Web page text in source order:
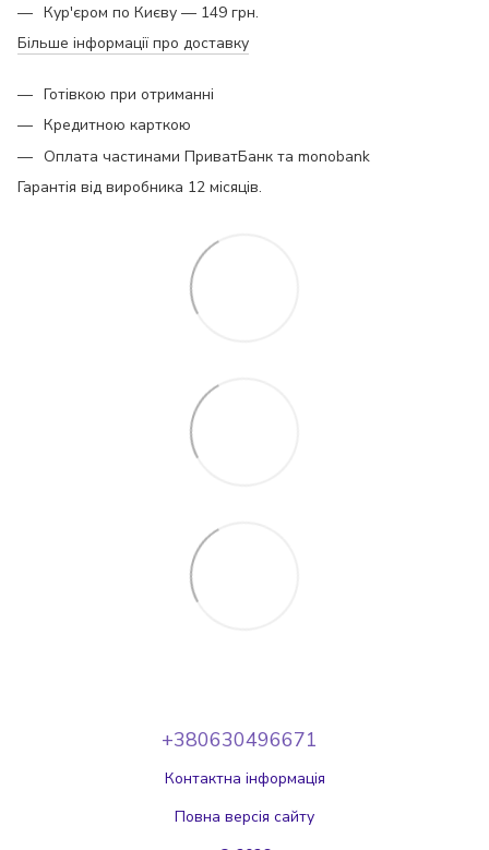
Кур'єром по Києву — 149 грн.
Більше інформації про доставку
Готівкою при отриманні
Кредитною карткою
Оплата частинами ПриватБанк та monobank
Гарантія від виробника 12 місяців.
+380630496671
Контактна інформація
Повна версія сайту